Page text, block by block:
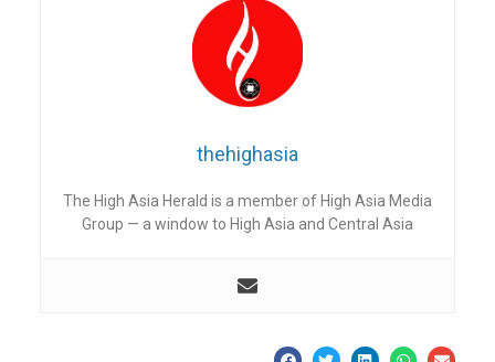
thehighasia
The High Asia Herald is a member of High Asia Media
Group — a window to High Asia and Central Asia